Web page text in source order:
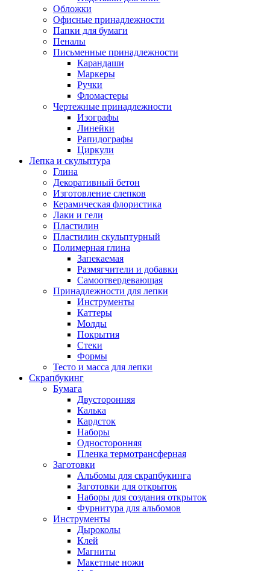
Обложки
Офисные принадлежности
Папки для бумаги
Пеналы
Письменные принадлежности
Карандаши
Маркеры
Ручки
Фломастеры
Чертежные принадлежности
Изографы
Линейки
Рапидографы
Циркули
Лепка и скульптура
Глина
Декоративный бетон
Изготовление слепков
Керамическая флористика
Лаки и гели
Пластилин
Пластилин скульптурный
Полимерная глина
Запекаемая
Размягчители и добавки
Самоотвердевающая
Принадлежности для лепки
Инструменты
Каттеры
Молды
Покрытия
Стеки
Формы
Тесто и масса для лепки
Скрапбукинг
Бумага
Двусторонняя
Калька
Кардсток
Наборы
Односторонняя
Пленка термотрансферная
Заготовки
Альбомы для скрапбукинга
Заготовки для открыток
Наборы для создания открыток
Фурнитура для альбомов
Инструменты
Дыроколы
Клей
Магниты
Макетные ножи